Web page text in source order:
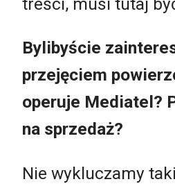
Bylibyście
przejęciem
operuje Mediatel?
na sprzedaż?
Nie wykluczamy